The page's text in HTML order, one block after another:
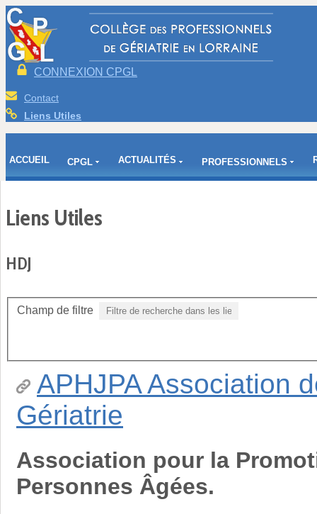
CONNEXION CPGL
Contact
Liens Utiles
ACCUEIL CPGL ACTUALITÉS PROFESSIONNELS
Liens Utiles
HDJ
Champ de filtre
APHJPA Association
Gériatrie
Association pour la
Personnes Âgées.